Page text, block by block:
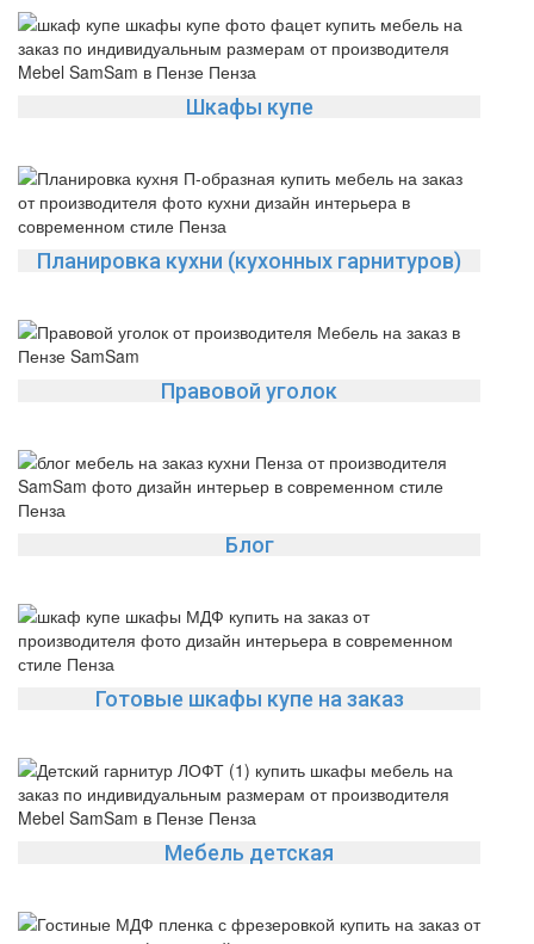
Шкафы купе
Планировка кухни (кухонных гарнитуров)
Правовой уголок
Блог
Готовые шкафы купе на заказ
Мебель детская